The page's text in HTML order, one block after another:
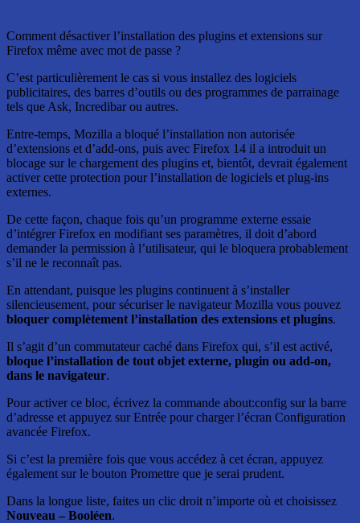
Comment désactiver l’installation des plugins et extensions sur
Firefox même avec mot de passe ?
C’est particulièrement le cas si vous installez des logiciels
publicitaires, des barres d’outils ou des programmes de parrainage
tels que Ask, Incredibar ou autres.
Entre-temps, Mozilla a bloqué l’installation non autorisée
d’extensions et d’add-ons, puis avec Firefox 14 il a introduit un
blocage sur le chargement des plugins et, bientôt, devrait également
activer cette protection pour l’installation de logiciels et plug-ins
externes.
De cette façon, chaque fois qu’un programme externe essaie
d’intégrer Firefox en modifiant ses paramètres, il doit d’abord
demander la permission à l’utilisateur, qui le bloquera probablement
s’il ne le reconnaît pas.
En attendant, puisque les plugins continuent à s’installer
silencieusement, pour sécuriser le navigateur Mozilla vous pouvez
bloquer complètement l’installation des extensions et plugins.
Il s’agit d’un commutateur caché dans Firefox qui, s’il est activé,
bloque l’installation de tout objet externe, plugin ou add-on,
dans le navigateur.
Pour activer ce bloc, écrivez la commande about:config sur la barre
d’adresse et appuyez sur Entrée pour charger l’écran Configuration
avancée Firefox.
Si c’est la première fois que vous accédez à cet écran, appuyez
également sur le bouton Promettre que je serai prudent.
Dans la longue liste, faites un clic droit n’importe où et choisissez
Nouveau – Booléen.